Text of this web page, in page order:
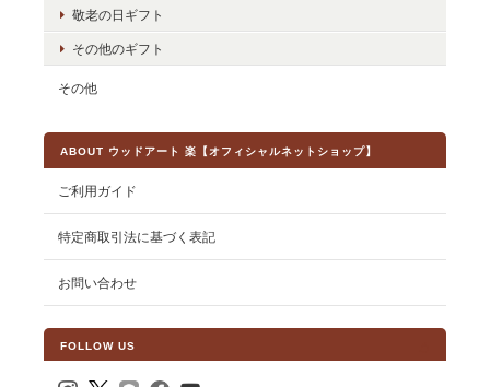
敬老の日ギフト
その他のギフト
その他
ABOUT ウッドアート 楽【オフィシャルネットショップ】
ご利用ガイド
特定商取引法に基づく表記
お問い合わせ
FOLLOW US